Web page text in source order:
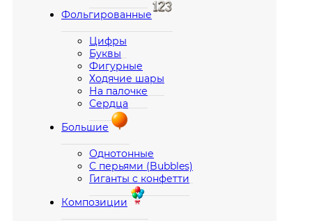
Фольгированные
Цифры
Буквы
Фигурные
Ходячие шары
На палочке
Сердца
Большие
Однотонные
С перьями (Bubbles)
Гиганты с конфетти
Композиции